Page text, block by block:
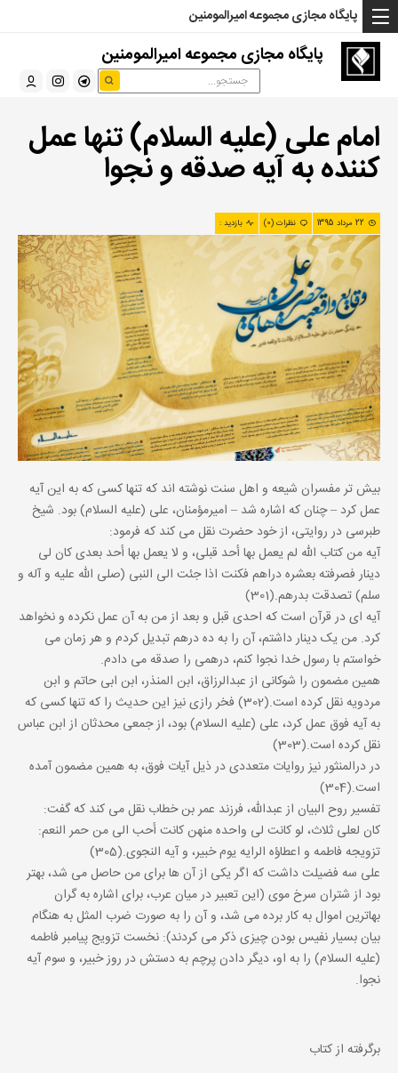
... Read more »" />
... Read more »" />... Read more »" />
پایگاه مجازی مجموعه امیرالمومنین
پایگاه مجازی مجموعه امیرالمومنین
امام علی (علیه السلام) تنها عمل
کننده به آیه صدقه و نجوا
22 مرداد 1395 نظرات (0) بازدید :
بیش تر مفسران شیعه و اهل سنت نوشته اند که تنها کسی که به این آیه
عمل کرد – چنان که اشاره شد – امیرمؤمنان، علی (علیه السلام) بود. شیخ
طبرسی در روایتی، از خود حضرت نقل می کند که فرمود:
آیه من کتاب الله لم یعمل بها أحد قبلی، و لا یعمل بها أحد بعدی کان لی
دینار فصرفته بعشره دراهم فکنت اذا جئت الی النبی (صلی الله علیه و آله و
سلم) تصدقت بدرهم.(301)
آیه ای در قرآن است که احدی قبل و بعد از من به آن عمل نکرده و نخواهد
کرد. من یک دینار داشتم، آن را به ده درهم تبدیل کردم و هر زمان می
خواستم با رسول خدا نجوا کنم، درهمی را صدقه می دادم.
همین مضمون را شوکانی از عبدالرزاق، ابن المنذر، ابن ابی حاتم و ابن
مردویه نقل کرده است.(302) فخر رازی نیز این حدیث را که تنها کسی که
به آیه فوق عمل کرد، علی (علیه السلام) بود، از جمعی محدثان از ابن عباس
نقل کرده است.(303)
در درالمنثور نیز روایات متعددی در ذیل آیات فوق، به همین مضمون آمده
است.(304)
تفسیر روح البیان از عبدالله، فرزند عمر بن خطاب نقل می کند که گفت:
کان لعلی ثلاث، لو کانت لی واحده منهن کانت أحب الی من حمر النعم:
تزویجه فاطمه و اعطاؤه الرایه یوم خبیر، و آیه النجوی.(305)
علی سه فضیلت داشت که اگر یکی از آن ها برای من حاصل می شد، بهتر
بود از شتران سرخ موی (این تعبیر در میان عرب، برای اشاره به گران
بهاترین اموال به کار برده می شد، و آن را به صورت ضرب المثل به هنگام
بیان بسیار نفیس بودن چیزی ذکر می کردند): نخست تزویج پیامبر فاطمه
(علیه السلام) را به او، دیگر دادن پرچم به دستش در روز خبیر، و سوم آیه
نجوا.
برگرفته از کتاب